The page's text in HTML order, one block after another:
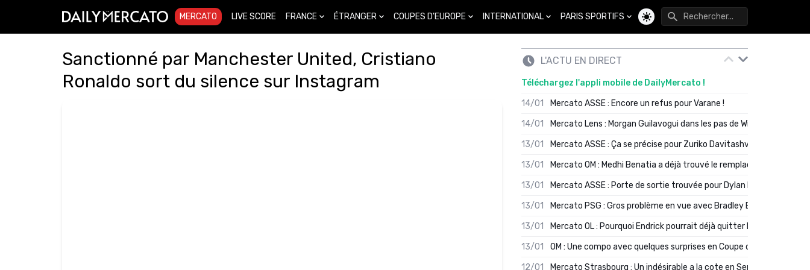
MERCATO LIVE SCORE FRANCE ÉTRANGER COUPES D'EUROPE INTERNATIONAL PARIS SPORTIFS
Changer de thème
Sanctionné par Manchester United, Cristiano
Ronaldo sort du silence sur Instagram
L'ACTU EN DIRECT
Téléchargez l'appli mobile de DailyMercato !
14/01
Mercato ASSE : Encore un refus pour Varane !
14/01
Mercato Lens : Morgan Guilavogui dans les pas de Will Still ?
13/01
Mercato ASSE : Ça se précise pour Zuriko Davitashvili
13/01
Mercato OM : Medhi Benatia a déjà trouvé le remplaçant de Robinio
13/01
Mercato ASSE : Porte de sortie trouvée pour Dylan Batubinsika
13/01
Mercato PSG : Gros problème en vue avec Bradley Barcola ?
13/01
Mercato OL : Pourquoi Endrick pourrait déjà quitter Lyon en janvier
13/01
OM : Une compo avec quelques surprises en Coupe de France
12/01
Mercato Strasbourg : Un indésirable a la cote en Serie A